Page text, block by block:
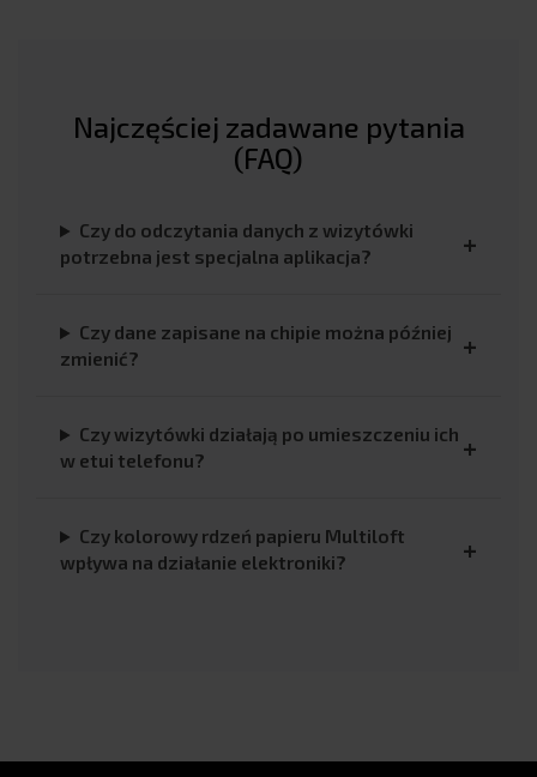
Najczęściej zadawane pytania
(FAQ)
Czy do odczytania danych z wizytówki
potrzebna jest specjalna aplikacja?
Czy dane zapisane na chipie można później
zmienić?
Czy wizytówki działają po umieszczeniu ich
w etui telefonu?
Czy kolorowy rdzeń papieru Multiloft
wpływa na działanie elektroniki?